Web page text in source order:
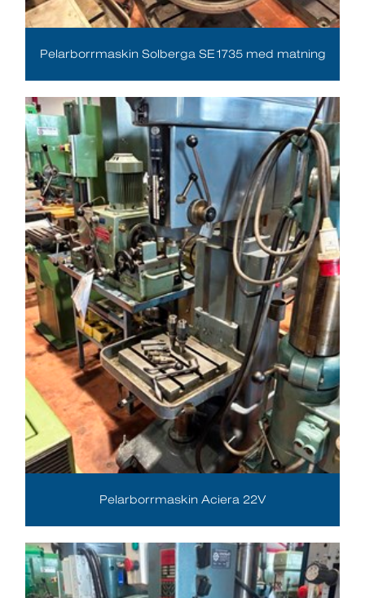
Pelarborrmaskin Solberga SE1735 med matning
Pelarborrmaskin Aciera 22V